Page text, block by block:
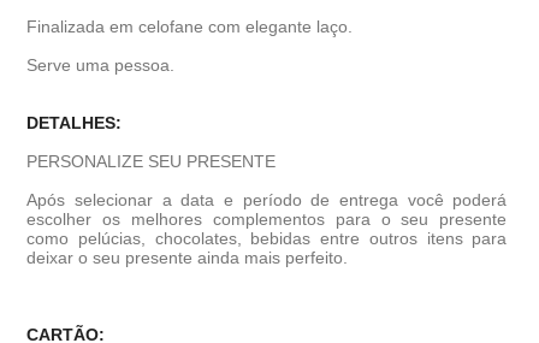
Finalizada em celofane com elegante laço.
Serve uma pessoa.
DETALHES:
PERSONALIZE SEU PRESENTE
Após selecionar a data e período de entrega você poder
escolher os melhores complementos para o seu presente
como pelúcias, chocolates, bebidas entre outros itens para
deixar o seu presente ainda mais perfeito.
CARTÃO: